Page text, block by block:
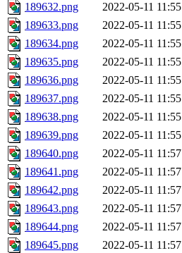
189632.png
2022-05-11 11:55
189633.png
2022-05-11 11:55
189634.png
2022-05-11 11:55
189635.png
2022-05-11 11:55
189636.png
2022-05-11 11:55
189637.png
2022-05-11 11:55
189638.png
2022-05-11 11:55
189639.png
2022-05-11 11:55
189640.png
2022-05-11 11:57
189641.png
2022-05-11 11:57
189642.png
2022-05-11 11:57
189643.png
2022-05-11 11:57
189644.png
2022-05-11 11:57
189645.png
2022-05-11 11:57